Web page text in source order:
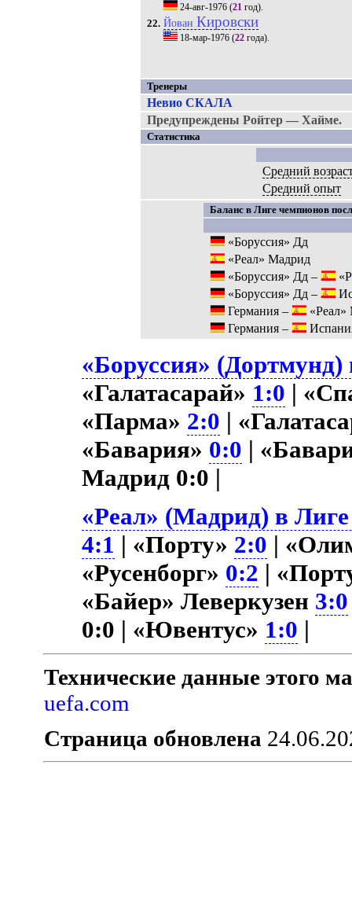
24-авг-1976(21год).
22. Йован Кировски
18-мар-1976(22года).
Тренеры
Невио СКАЛА
Предупреждены Ройтер — Хайме.
Статистика
Средний
Средний опыт
Баланс в Лиге чемпионов
«Боруссия» Дд
«Реал» Мадрид
«Боруссия» Дд –
«Боруссия» Дд –
Германия –
«Реал»
Германия –
«Боруссия»
«Галатасарай» 1:0 |
«Парма» 2:0 |
«Бавария» 0:0 |
Мадрид 0:0 |
«Реал» (Мадрид) в
4:1 | «Порту» 2:0 |
«Русенборг» 0:2 |
«Байер» Леверкузен 3:0
0:0 | «Ювентус» 1:0 |
Технические данные этого
uefa.com
Страница обновлена